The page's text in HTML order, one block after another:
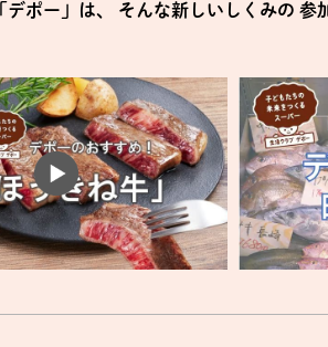
ポー」は、 そんな新しいしくみの 参